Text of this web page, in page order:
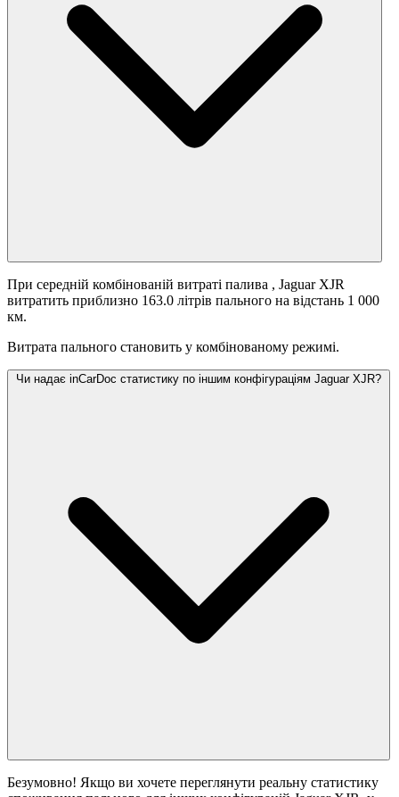
При середній комбінованій витраті палива , Jaguar XJR
витратить приблизно 163.0 літрів пального на відстань 1 000
км.
Витрата пального становить у комбінованому режимі.
Чи надає inCarDoc статистику по іншим конфігураціям Jaguar XJR?
Безумовно! Якщо ви хочете переглянути реальну статистику